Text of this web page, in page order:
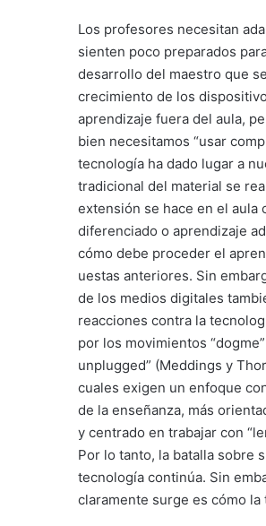
Los profesores necesitan
sienten poco preparados
desarrollo del maestro que
crecimiento de los
aprendizaje fuera del aula,
bien necesitamos “usar
tecnología ha dado lugar a
tradicional del material se
extensión se hace en el aula
diferenciado o aprendizaje
cómo debe proceder el
uestas anteriores. Sin
de los medios digitales
reacciones contra la
por los movimientos
unplugged” (Meddings y
cuales exigen un enfoque
de la enseñanza, más
y centrado en trabajar con
Por lo tanto, la batalla sobre
tecnología continúa. Sin
claramente surge es cómo